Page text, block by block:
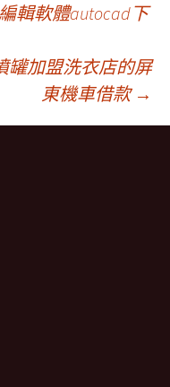
輯軟體autocad下
罐加盟洗衣店的屏
東機車借款 →